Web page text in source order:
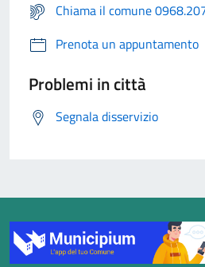
Chiama il comune
Prenota un appuntamento
Problemi in città
Segnala disservizio